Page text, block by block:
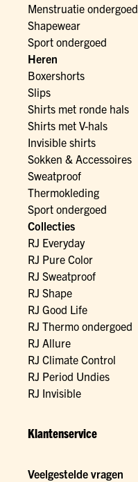
Menstruatie ondergoed
Shapewear
Sport ondergoed
Heren
Boxershorts
Slips
Shirts met ronde hals
Shirts met V-hals
Invisible shirts
Sokken & Accessoires
Sweatproof
Thermokleding
Sport ondergoed
Collecties
RJ Everyday
RJ Pure Color
RJ Sweatproof
RJ Shape
RJ Good Life
RJ Thermo ondergoed
RJ Allure
RJ Climate Control
RJ Period Undies
RJ Invisible
Klantenservice
Veelgestelde vragen